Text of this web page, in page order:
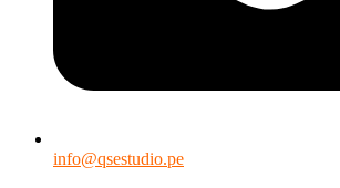
info@qsestudio.pe